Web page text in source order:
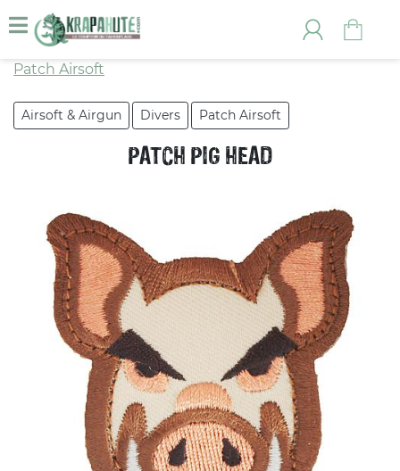
Airsoft & Airgun Divers Patch Airsoft
PATCH PIG HEAD
Patch Airsoft